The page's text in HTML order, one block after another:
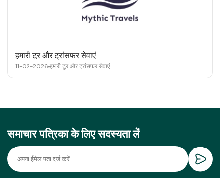
हमारी टूर और ट्रांसफर सेवाएं
11-02-2026 हमारी टूर और ट्रांसफर सेवाएं
समाचार पत्रिका के लिए सदस्यता लें